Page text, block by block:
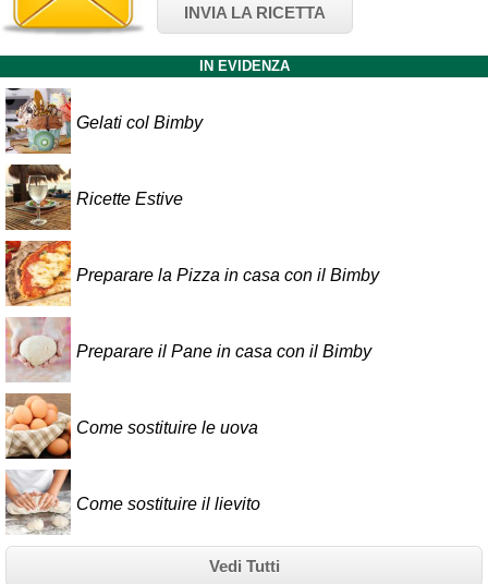
INVIA LA RICETTA
IN EVIDENZA
Gelati col Bimby
Ricette Estive
Preparare la Pizza in casa con il Bimby
Preparare il Pane in casa con il Bimby
Come sostituire le uova
Come sostituire il lievito
Vedi Tutti